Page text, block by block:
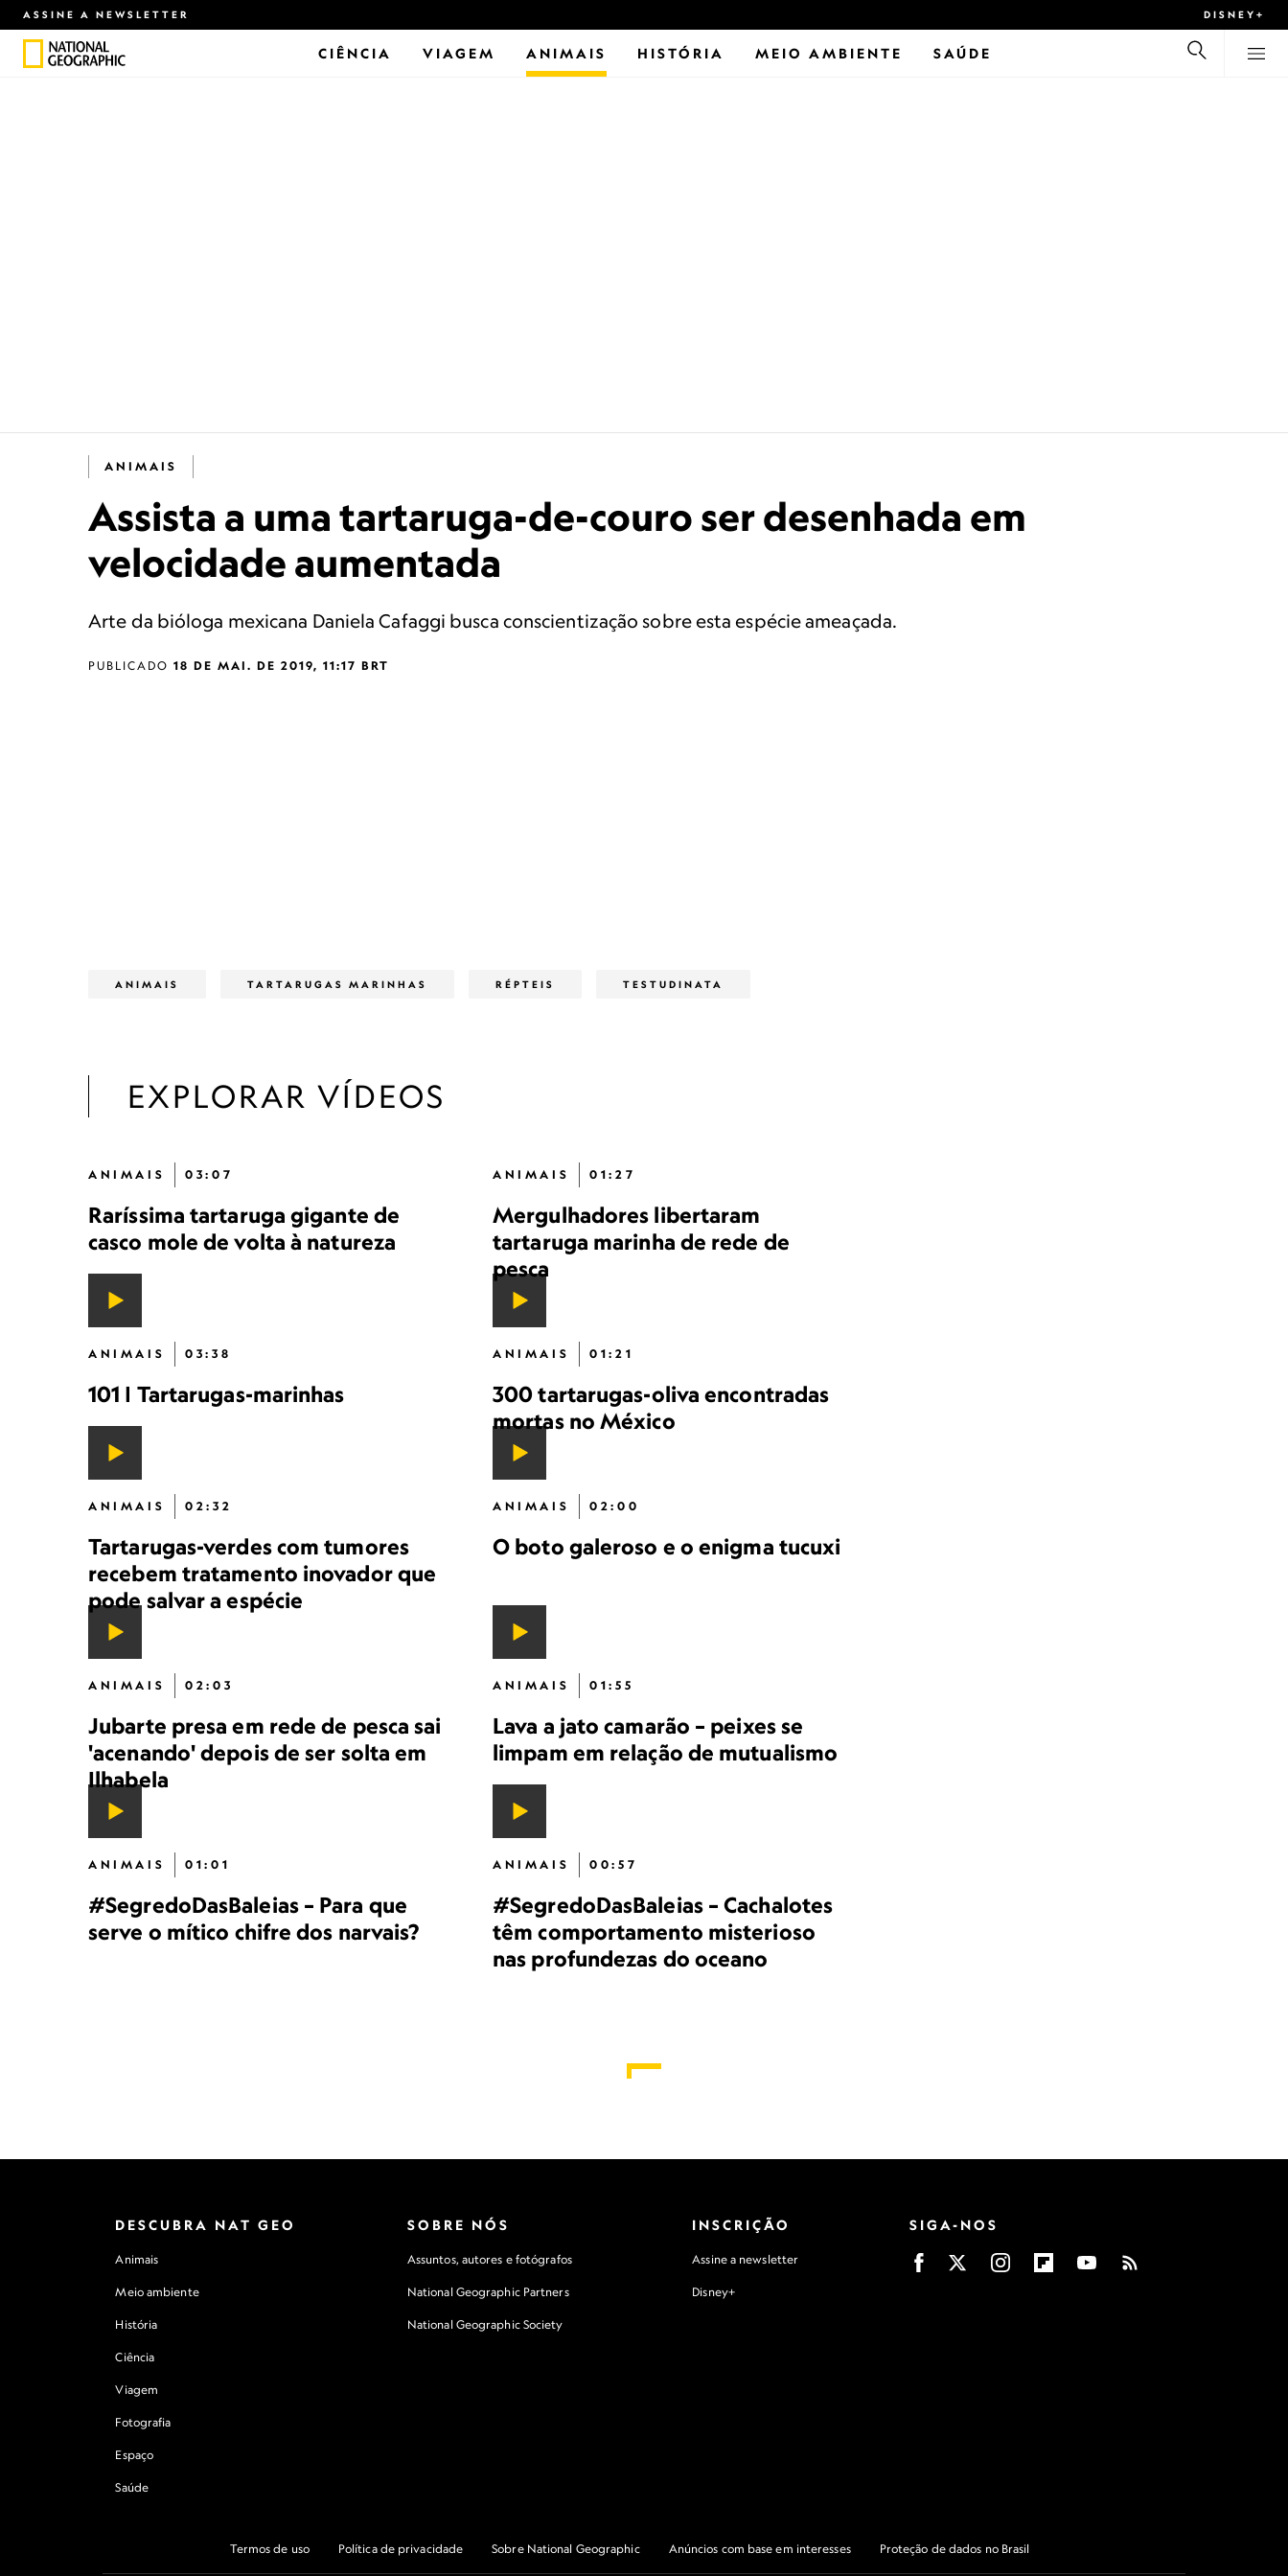
ASSINE A NEWSLETTER DISNEY+
CIÊNCIA VIAGEM ANIMAIS HISTÓRIA MEIO AMBIENTE SAÚDE
ANIMAIS
Assista a uma tartaruga-de-couro ser desenhada em
velocidade aumentada
Arte da bióloga mexicana Daniela Cafaggi busca conscientização sobre esta espécie ameaçada.
PUBLICADO 18 DE MAI. DE 2019, 11:17 BRT
ANIMAIS TARTARUGAS MARINHAS RÉPTEIS TESTUDINATA
EXPLORAR VÍDEOS
ANIMAIS 03:07
Raríssima tartaruga gigante de
casco mole de volta à natureza
ANIMAIS 01:27
Mergulhadores libertaram
tartaruga marinha de rede de
pesca
ANIMAIS 03:38
101 | Tartarugas-marinhas
ANIMAIS 01:21
300 tartarugas-oliva encontradas
mortas no México
ANIMAIS 02:32
Tartarugas-verdes com tumores
recebem tratamento inovador que
pode salvar a espécie
ANIMAIS 02:00
O boto galeroso e o enigma tucuxi
ANIMAIS 02:03
Jubarte presa em rede de pesca sai
'acenando' depois de ser solta em
Ilhabela
ANIMAIS 01:55
Lava a jato camarão – peixes se
limpam em relação de mutualismo
ANIMAIS 01:01
#SegredoDasBaleias – Para que
serve o mítico chifre dos narvais?
ANIMAIS 00:57
#SegredoDasBaleias – Cachalotes
têm comportamento misterioso
nas profundezas do oceano
DESCUBRA NAT GEO
Animais
Meio ambiente
História
Ciência
Viagem
Fotografia
Espaço
Saúde
SOBRE NÓS
Assuntos, autores e fotógrafos
National Geographic Partners
National Geographic Society
INSCRIÇÃO
Assine a newsletter
Disney+
SIGA-NOS
Termos de uso Política de privacidade Sobre National Geographic Anúncios com base em interesses Proteção de dados no Brasil